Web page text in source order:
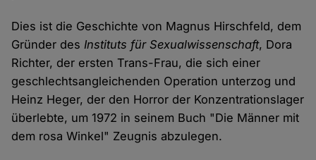
Dies ist die Geschichte von Magnus Hirschfeld, dem
Gründer des Instituts für Sexualwissenschaft, Dora
Richter, der ersten Trans-Frau, die sich einer
geschlechtsangleichenden Operation unterzog und
Heinz Heger, der den Horror der Konzentrationslager
überlebte, um 1972 in seinem Buch "Die Männer mit
dem rosa Winkel" Zeugnis abzulegen.